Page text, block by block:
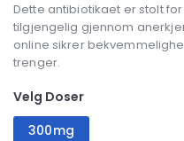
Dette antibiotikaet er stolt
tilgjengelig gjennom
online sikrer
trenger.
Velg Doser
300mg